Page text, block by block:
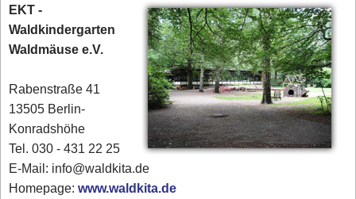
EKT -
Waldkindergarten
Waldmäuse e.V.
Rabenstraße 41
13505 Berlin-
Konradshöhe
Tel. 030 - 431 22 25‎
E-Mail: info@waldkita.de
Homepage:www.waldkita.de